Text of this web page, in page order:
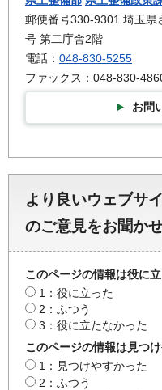
郵便番号330-9301 埼玉県
号 第二庁舎2階
電話： 048-830-5255
ファックス：048-830-
お問
より良いウェブサ
のご意見をお聞か
このページの情報は役に
1：役に立った
2：ふつう
3：役に立たなかった
このページの情報は見つ
1：見つけやすかった
2：ふつう